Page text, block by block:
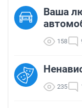
Ваша
158
235